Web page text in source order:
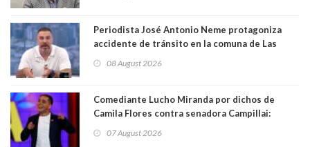
Periodista José Antonio Neme protagoniza
accidente de tránsito en la comuna de Las
08 August 2026
Comediante Lucho Miranda por dichos de
Camila Flores contra senadora Campillai:
forma de quitar dignidad"
07 August 2026